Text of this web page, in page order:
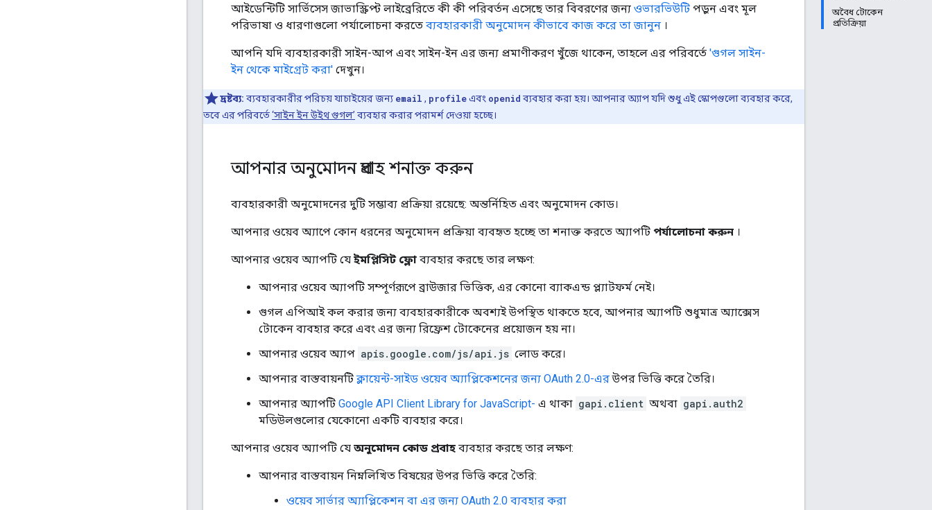
অবৈধ টোকেন
প্রতিক্রিয়া
আইডেন্টিটি সার্ভিসেস জাভাস্ক্রিপ্ট লাইব্রেরিতে কী কী পরিবর্তন এসেছে তার বিবরণের জন্য ওভারভিউটি পড়ুন এবং মূল
পরিভাষা ও ধারণাগুলো পর্যালোচনা করতে ব্যবহারকারী অনুমোদন কীভাবে কাজ করে তা জানুন ।
আপনি যদি ব্যবহারকারী সাইন-আপ এবং সাইন-ইন এর জন্য প্রমাণীকরণ খুঁজে থাকেন, তাহলে এর পরিবর্তে 'গুগল সাইন-
ইন থেকে মাইগ্রেট করা' দেখুন।
দ্রষ্টব্য: ব্যবহারকারীর পরিচয় যাচাইয়ের জন্য email , profile এবং openid ব্যবহার করা হয়। আপনার অ্যাপ যদি শুধু এই স্কোপগুলো ব্যবহার করে,
তবে এর পরিবর্তে‘সাইন ইন উইথ গুগল’ ব্যবহার করার পরামর্শ দেওয়া হচ্ছে।
আপনার অনুমোদন প্রবাহ শনাক্ত করুন
ব্যবহারকারী অনুমোদনের দুটি সম্ভাব্য প্রক্রিয়া রয়েছে: অন্তর্নিহিত এবং অনুমোদন কোড।
আপনার ওয়েব অ্যাপে কোন ধরনের অনুমোদন প্রক্রিয়া ব্যবহৃত হচ্ছে তা শনাক্ত করতে অ্যাপটি পর্যালোচনা করুন ।
আপনার ওয়েব অ্যাপটি যে ইমপ্লিসিট ফ্লো ব্যবহার করছে তার লক্ষণ:
আপনার ওয়েব অ্যাপটি সম্পূর্ণরূপে ব্রাউজার ভিত্তিক, এর কোনো ব্যাকএন্ড প্ল্যাটফর্ম নেই।
গুগল এপিআই কল করার জন্য ব্যবহারকারীকে অবশ্যই উপস্থিত থাকতে হবে, আপনার অ্যাপটি শুধুমাত্র অ্যাক্সেস
টোকেন ব্যবহার করে এবং এর জন্য রিফ্রেশ টোকেনের প্রয়োজন হয় না।
আপনার ওয়েব অ্যাপ apis.google.com/js/api.js লোড করে।
আপনার বাস্তবায়নটিক্লায়েন্ট-সাইড ওয়েব অ্যাপ্লিকেশনের জন্য OAuth 2.0-এরউপর ভিত্তি করে তৈরি।
আপনার অ্যাপটি Google API Client Library for JavaScript- এ থাকা gapi.client অথবা gapi.auth2
মডিউলগুলোর যেকোনো একটি ব্যবহার করে।
আপনার ওয়েব অ্যাপটি যে অনুমোদন কোড প্রবাহ ব্যবহার করছে তার লক্ষণ:
আপনার বাস্তবায়ন নিম্নলিখিত বিষয়ের উপর ভিত্তি করে তৈরি:
ওয়েব সার্ভার অ্যাপ্লিকেশন বা এর জন্য OAuth 2.0 ব্যবহার করা